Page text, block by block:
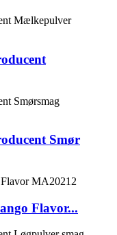
Smør
Flavor...